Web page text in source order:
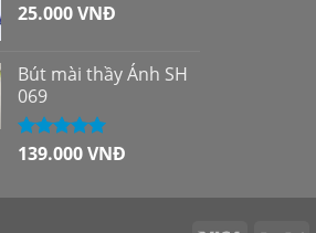
25.000VNĐ
Bút mài thầy Ánh SH
069
Được xếp
139.000VNĐ